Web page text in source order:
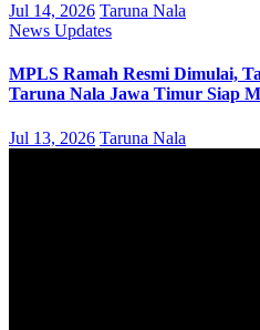
Jul 14, 2026 Taruna Nala
News Updates
MPLS Ramah Resmi Dimulai,
Taruna Nala Jawa Timur Siap
Jul 13, 2026 Taruna Nala